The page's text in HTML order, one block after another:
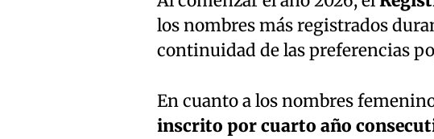
los nombres más registrados
continuidad de las preferencias
En cuanto a los nombres
inscrito por cuarto año